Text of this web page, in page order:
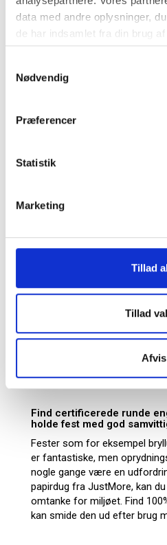
data med andre oplysninger,
de har indsamlet fra din brug af
Nødvendig
Præferencer
Statistik
Marketing
Tillad
Tillad
Afvis
Brug certificerede runde
Ville det ikke være fantastisk at
ved et engangsmateriale med den
JustMore har vi runde papirduge i
holde fest og gøre det nemmere
hvid, og de har en ekstra blød
vandafvisende og har fordele som
dug, der passer bedst til din
Find certificerede runde
holde fest med god
Fester som for eksempel
er fantastiske, men
nogle gange være en
papirdug fra JustMore, kan
omtanke for miljøet. Find
kan smide den ud efter brug